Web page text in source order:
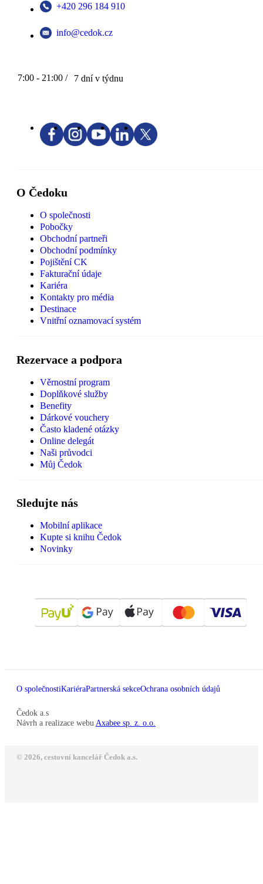
+420 296 184 910
info@cedok.cz
7:00 - 21:00 / 7 dní v týdnu
O Čedoku
O společnosti
Pobočky
Obchodní partneři
Obchodní podmínky
Pojištění CK
Fakturační údaje
Kariéra
Kontakty pro média
Destinace
Vnitřní oznamovací systém
Rezervace a podpora
Věrnostní program
Doplňkové služby
Benefity
Dárkové vouchery
Často kladené otázky
Online delegát
Naši průvodci
Můj Čedok
Sledujte nás
Mobilní aplikace
Kupte si knihu Čedok
Novinky
O společnostiKariéraPartnerská sekceOchrana osobních údajů
Čedok a.s
Návrh a realizace webu Axabee sp. z. o.o.
© 2026, cestovní kancelář Čedok a.s.